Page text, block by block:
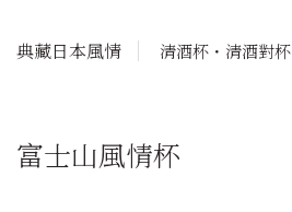
典藏日本風情 清酒杯・清酒對杯
富士山風情杯